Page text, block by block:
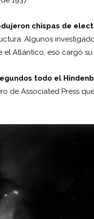
chispas de
Algunos
Atlántico, eso cargó
todo el
de Associated Press